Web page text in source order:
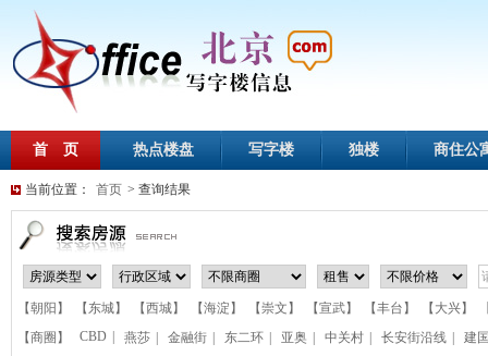
首 页 热点楼盘 写字楼 独楼 商住公
当前位置： 首页 > 查询结果
【朝阳】 【东城】 【西城】 【海淀】 【崇文】 【宣武】 【丰台】 【大兴】
【商圈】
CBD 燕莎 金融街 东二环 亚奥 中关村 长安街沿线
建